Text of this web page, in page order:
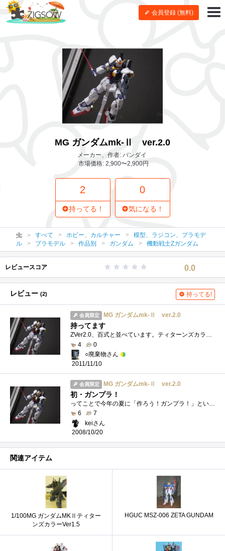
会員登録 (無料)
MG ガンダムmk-Ⅱ ver.2.0
メーカー、作者: バンダイ
市場価格: 2,900〜2,900円
2
持ってる！
0
気になる！
すべて ホビー、カルチャー
模型、ラジコン、プラモデ
ル
プラモデル 作品別 ガンダム 機動戦士Zガンダム
レビュースコア 0.0
レビュー (2) 持ってる!
会員限定 MG ガンダムmk-Ⅱ ver.2.0
持ってます
ZVer2.0、百式と並べています。ティターンズカラーは三体作りたくなるので購入を控えています。
4
0
○廃棄物さん
2011/11/10
会員限定 MG ガンダムmk-Ⅱ ver.2.0
初・ガンプラ！
6
7
keiさん
2008/10/20
関連アイテム
1/100MG ガンダムMKⅡティター
ンズカラーVer1.5
HGUC MSZ-006 ZETA GUNDAM